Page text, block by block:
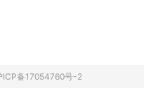
ICP备17054760号-2